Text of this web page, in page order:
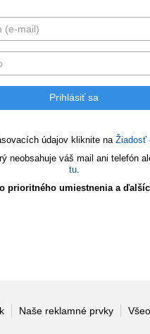
údajov kliknite na Žiadosť
neobsahuje váš mail ani telefón
tu.
prioritného umiestnenia a
Naše reklamné prvky